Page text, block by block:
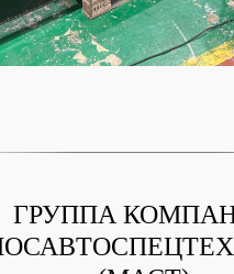
ГРУППА